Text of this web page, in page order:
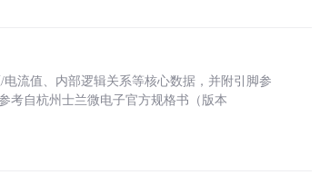
流值、内部逻辑关系等核心数据，并附引脚参
考自杭州士兰微电子官方规格书（版本